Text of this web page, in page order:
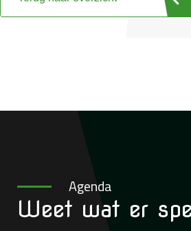
Agenda
Weet wat er